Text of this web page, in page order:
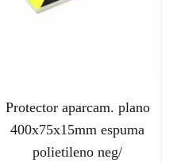
Protector aparcam. plano
400x75x15mm espuma
polietileno neg/